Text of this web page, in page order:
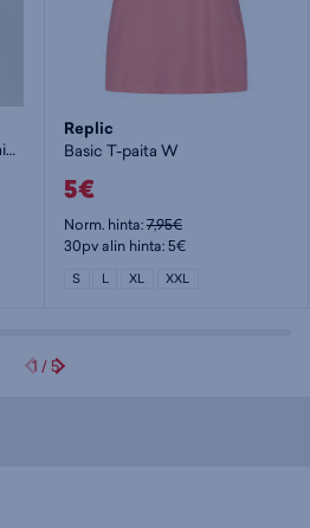
Core Slim T-shirt 2-pack - miesten t-paita
Replic
Basic T-paita W
5€
Norm. hinta:7,95€
30pv alin hinta: 5€
S L XL XXL
1 /5